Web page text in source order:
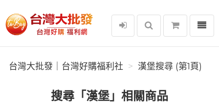
台灣大批發｜台灣好購福利社
選單
台灣大批發｜台灣好購福利社 漢堡搜尋 (第1頁)
搜尋「漢堡」相關商品